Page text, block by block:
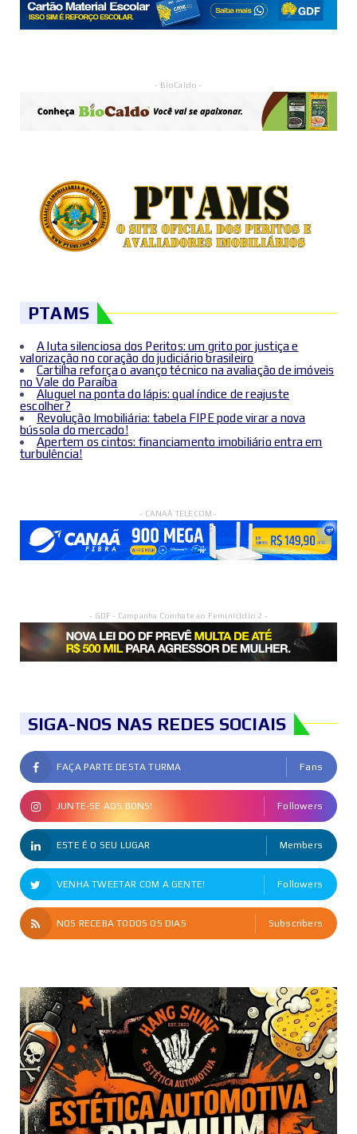
- BioCaldo -
PTAMS
A luta silenciosa dos Peritos: um grito por justiça e
valorização no coração do judiciário brasileiro
Cartilha reforça o avanço técnico na avaliação de imóveis
no Vale do Paraíba
Aluguel na ponta do lápis: qual índice de reajuste
escolher?
Revolução Imobiliária: tabela FIPE pode virar a nova
bússola do mercado!
Apertem os cintos: financiamento imobiliário entra em
turbulência!
- CANAÃ TELECOM -
- GDF - Campanha Combate ao Feminicídio 2 -
SIGA-NOS NAS REDES SOCIAIS
FAÇA PARTE DESTA TURMA Fans
JUNTE-SE AOS BONS! Followers
ESTE É O SEU LUGAR Members
VENHA TWEETAR COM A GENTE! Followers
NOS RECEBA TODOS OS DIAS Subscribers